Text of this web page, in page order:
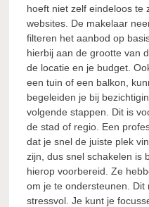
hoeft niet zelf eindeloos te
websites. De makelaar
filteren het aanbod op
hierbij aan de grootte van
de locatie en je budget.
een tuin of een balkon,
begeleiden je bij
volgende stappen. Dit is
de stad of regio. Een
dat je snel de juiste plek
zijn, dus snel schakelen is
hierop voorbereid. Ze
om je te ondersteunen.
stressvol. Je kunt je